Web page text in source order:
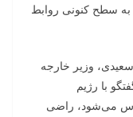
سطح کنونی روابط
وزیر خارجه
با رژیم
می‌شود، راضی